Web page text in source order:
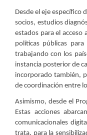
Desde el eje específico
socios, estudios
estados para el
políticas públicas
trabajando con los
instancia posterior de
incorporado también,
de coordinación entre
Asimismo, desde el
Estas acciones
comunicacionales
trata, para la